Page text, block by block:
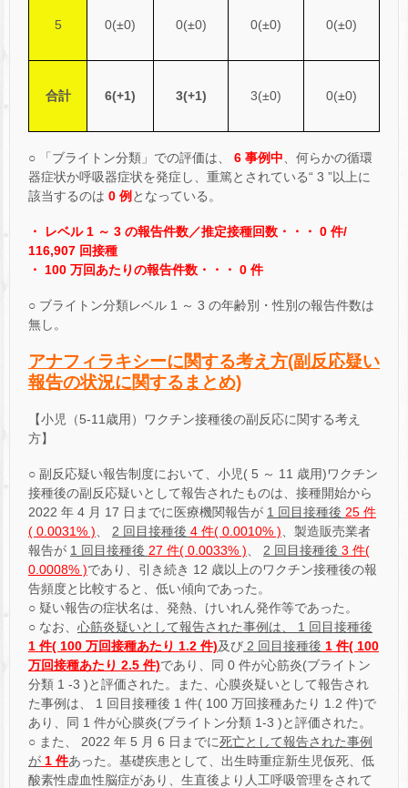
5 0(±0) 0(±0) 0(±0) 0(±0)
合計 6(+1) 3(+1) 3(±0) 0(±0)
○ 「ブライトン分類」での評価は、 6 事例中 、何らかの循環
器症状か呼吸器症状を発症し、重篤とされている“ 3 ”以上に
該当するのは 0 例 となっている。
・ レベル 1 ～ 3 の報告件数／推定接種回数・・・ 0 件/
116,907 回接種
・ 100 万回あたりの報告件数・・・ 0 件
○ ブライトン分類レベル 1 ～ 3 の年齢別・性別の報告件数は
無し。
アナフィラキシーに関する考え方(副反応疑い
報告の状況に関するまとめ)
【小児（5-11歳用）ワクチン接種後の副反応に関する考え
方】
○ 副反応疑い報告制度において、小児( 5 ～ 11 歳用)ワクチン
接種後の副反応疑いとして報告されたものは、接種開始から
2022 年 4 月 17 日までに医療機関報告が 1 回目接種後 25 件
( 0.0031% )
2 回目接種後 4 件( 0.0010% ) 、製造販売業者
報告が 1 回目接種後 27 件( 0.0033% ) 2 回目接種後 3 件(
0.0008% )であり、引き続き 12 歳以上のワクチン接種後の報
告頻度と比較すると、低い傾向であった。
○ 疑い報告の症状名は、発熱、けいれん発作等であった。
○ なお、 心筋炎疑いとして報告された事例は、 1 回目接種後
1 件( 100 万回接種あたり 1.2 件)及び 2 回目接種後 1 件( 100
万回接種あたり 2.5 件)であり、同 0 件が心筋炎(ブライトン
分類 1 -3 )と評価された。また、心膜炎疑いとして報告され
た事例は、 1 回目接種後 1 件( 100 万回接種あたり 1.2 件)で
あり、同 1 件が心膜炎(ブライトン分類 1-3 )と評価された。
○ また、 2022 年 5 月 6 日までに死亡として報告された事例
が 1 件あった。基礎疾患として、出生時重症新生児仮死、低
酸素性虚血性脳症があり、生直後より人工呼吸管理をされて